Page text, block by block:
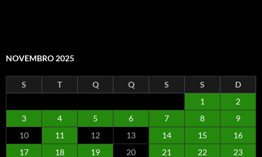
NOVEMBRO 2025
S T Q Q S S
D
1
2
3
4 5 6 7 8
9
10
11 12 13 14 15
16
17
18 19 20 21 22
23